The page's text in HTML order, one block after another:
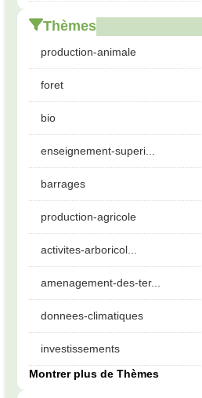
Thèmes
production-animale
foret
bio
enseignement-superi...
barrages
production-agricole
activites-arboricol...
amenagement-des-ter...
donnees-climatiques
investissements
Montrer plus de Thèmes